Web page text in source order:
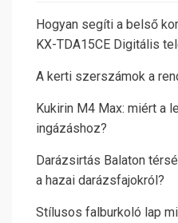
Hogyan segíti a belső
KX-TDA15CE Digitális
A kerti szerszámok a
Kukirin M4 Max: miért a
ingázáshoz?
Darázsirtás Balaton
a hazai darázsfajokról?
Stílusos falburkoló lap